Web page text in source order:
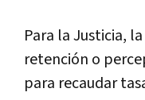
Para la Justicia,
retención o
para recaudar